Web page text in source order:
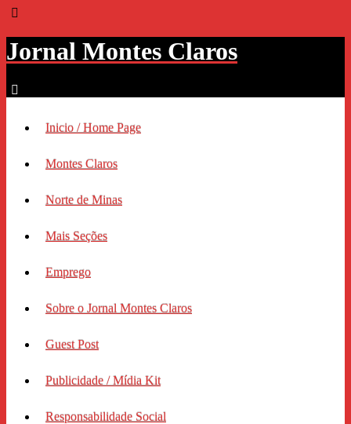
Jornal Montes Claros
Inicio / Home Page
Montes Claros
Norte de Minas
Mais Seções
Emprego
Sobre o Jornal Montes Claros
Guest Post
Publicidade / Mídia Kit
Responsabilidade Social